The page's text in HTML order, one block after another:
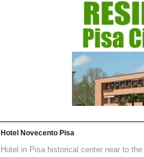
Hotel Novecento Pisa
Hotel in Pisa historical center near to